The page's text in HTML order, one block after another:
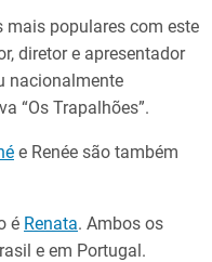
mais populares com este
diretor e apresentador
nacionalmente
“Os Trapalhões”.
e Renée são também
é Renata. Ambos os
e em Portugal.